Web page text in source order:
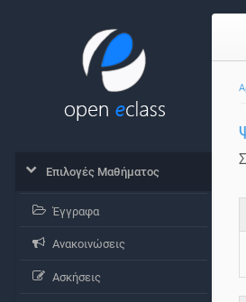
Επιλογές Μαθήματος
Έγγραφα
Ανακοινώσεις
Ασκήσεις